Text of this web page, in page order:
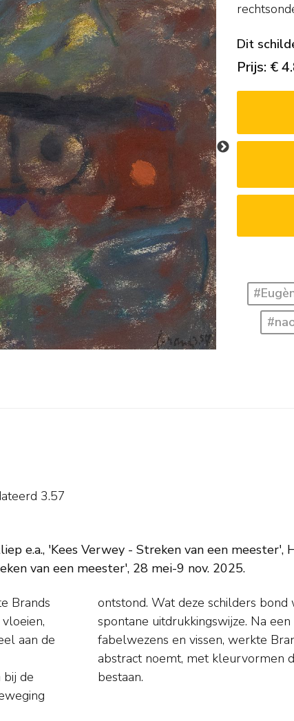
Dit
Prijs: €
3.57
e.a., 'Kees Verwey - Streken van een meester',
van een meester', 28 mei-9 nov. 2025.
Brands
aan de
de
vrije,
als
lyrisch-
bestaan.